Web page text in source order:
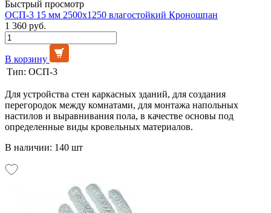
Быстрый просмотр
ОСП-3 15 мм 2500х1250 влагостойкий Кроношпан
1 360 руб.
В корзину
Тип: ОСП-3
Для устройства стен каркасных зданий, для создания
перегородок между комнатами, для монтажа напольных
настилов и выравнивания пола, в качестве основы под
определенные виды кровельных материалов.
В наличии: 140 шт